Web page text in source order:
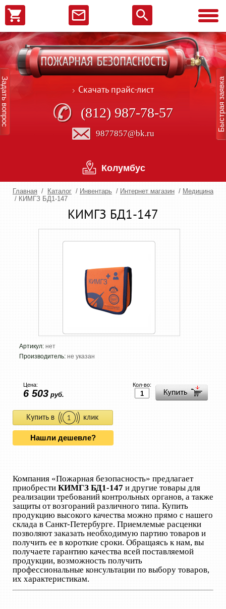
Скачать прайс-лист
(812) 987-78-57
9877857@bk.ru
Колумбус
Главная / Каталог / Инвентарь / Интернет магазин / Медицина
/ КИМГЗ БД1-147
КИМГЗ БД1-147
Артикул: нет
Производитель: не указан
Кол-во:
Цена:
6 503 руб.
Нашли дешевле?
Компания «Пожарная безопасность» предлагает
приобрести КИМГЗ БД1-147 и другие товары для
реализации требований контрольных органов, а также
защиты от возгораний различного типа. Купить
продукцию высокого качества можно прямо с нашего
склада в Санкт-Петербурге. Приемлемые расценки
позволяют заказать необходимую партию товаров и
получить ее в короткие сроки. Обращаясь к нам, вы
получаете гарантию качества всей поставляемой
продукции, возможность получить
профессиональные консультации по выбору товаров,
их характеристикам.
Быстрая заявка
Задать вопрос